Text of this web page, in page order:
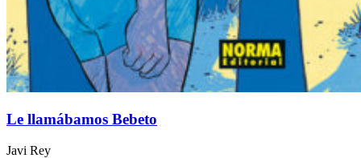
Le llamábamos Bebeto
Javi Rey